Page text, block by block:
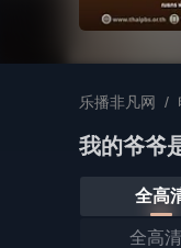
乐播非凡网 /
我的爷爷
全高
全高